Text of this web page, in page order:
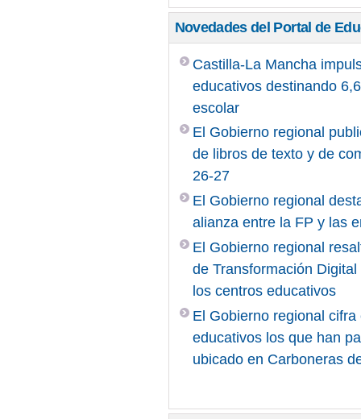
Novedades del Portal de
Castilla-La Mancha
educativos destinando
escolar
El Gobierno regional
de libros de texto y de
26-27
El Gobierno regional
alianza entre la FP y las
El Gobierno regional
de Transformación
los centros educativos
El Gobierno regional
educativos los que han
ubicado en Carboneras